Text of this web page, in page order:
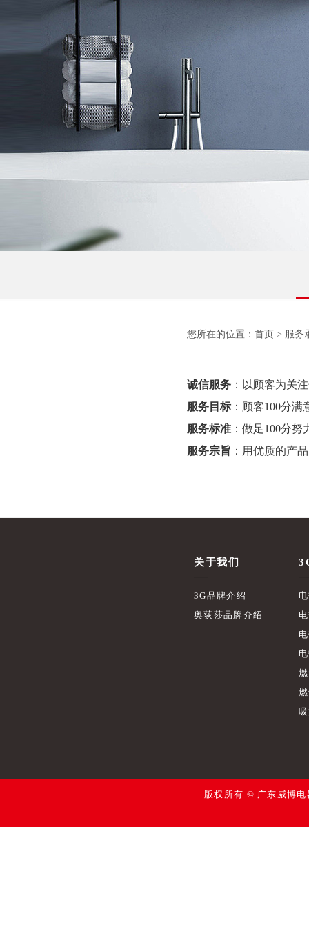
您所在的位置： 首页 > 服务
诚信服务 ：以顾客为关
服务目标：顾客100分满
服务标准 ：做足100分努
服务宗旨 ：用优质的产
关于我们
3G品牌介绍
奥荻莎品牌介绍
版权所有 © 广东威博